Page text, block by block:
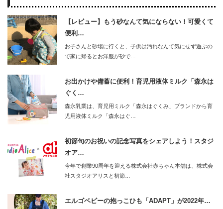
【レビュー】もう砂なんて気にならない！可愛くて
便利…
お子さんと砂場に行くと、子供は汚れなんて気にせず遊ぶの
で家に帰るとお洋服が砂で…
お出かけや備蓄に便利！育児用液体ミルク「森永は
ぐく…
森永乳業は、育児用ミルク「森永はぐくみ」ブランドから育
児用液体ミルク「森永はぐ…
初節句のお祝いの記念写真をシェアしよう！スタジ
オア…
今年で創業90周年を迎える株式会社赤ちゃん本舗は、株式会
社スタジオアリスと初節…
エルゴベビーの抱っこひも「ADAPT」が2022年…